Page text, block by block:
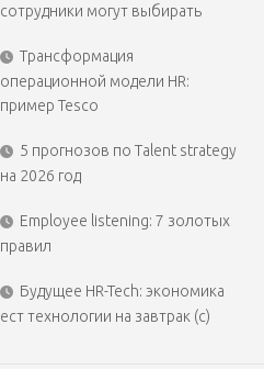
сотрудники могут выбирать
Трансформация
операционной модели HR:
пример Tesco
5 прогнозов по Talent strategy
на 2026 год
Employee listening: 7 золотых
правил
Будущее HR-Tech: экономика
ест технологии на завтрак (с)